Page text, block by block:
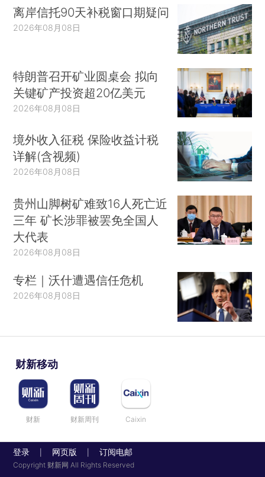
离岸信托90天补税窗口期疑问
2026年08月08日
特朗普召开矿业圆桌会 拟向
关键矿产投资超20亿美元
2026年08月08日
境外收入征税 保险收益计税
详解(含视频)
2026年08月08日
贵州山脚树矿难致16人死亡近
三年 矿长涉罪被罢免全国人
大代表
2026年08月08日
专栏｜沃什遭遇信任危机
2026年08月08日
财新移动
财新 财新周刊 Caixin
登录 网页版 订阅电邮
Copyright 财新网 All Rights Reserved